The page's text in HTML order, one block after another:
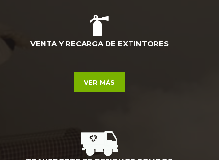
VENTA Y RECARGA DE EXTINTORES
VER MÁS